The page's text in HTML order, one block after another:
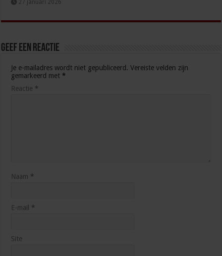
27 januari 2026
Geef een reactie
Je e-mailadres wordt niet gepubliceerd. Vereiste velden zijn
gemarkeerd met *
Reactie *
Naam *
E-mail *
Site